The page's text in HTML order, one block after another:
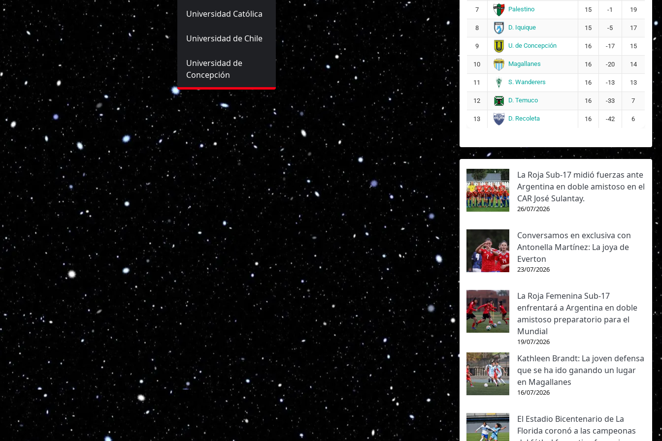
Universidad Católica
Universidad de Chile
Universidad de
Concepción
7 Palestino 15 -1 19
8 D. Iquique 15 -5 17
9 U. de Concepción 16 -17 15
10 Magallanes 16 -20 14
11 S. Wanderers 16 -13 13
12 D. Temuco 16 -33 7
13 D. Recoleta 16 -42 6
La Roja Sub-17 midió fuerzas ante
Argentina en doble amistoso en el
CAR José Sulantay.
26/07/2026
Conversamos en exclusiva con
Antonella Martínez: La joya de
Everton
23/07/2026
La Roja Femenina Sub-17
enfrentará a Argentina en doble
amistoso preparatorio para el
Mundial
19/07/2026
Kathleen Brandt: La joven defensa
que se ha ido ganando un lugar
en Magallanes
16/07/2026
El Estadio Bicentenario de La
Florida coronó a las campeonas